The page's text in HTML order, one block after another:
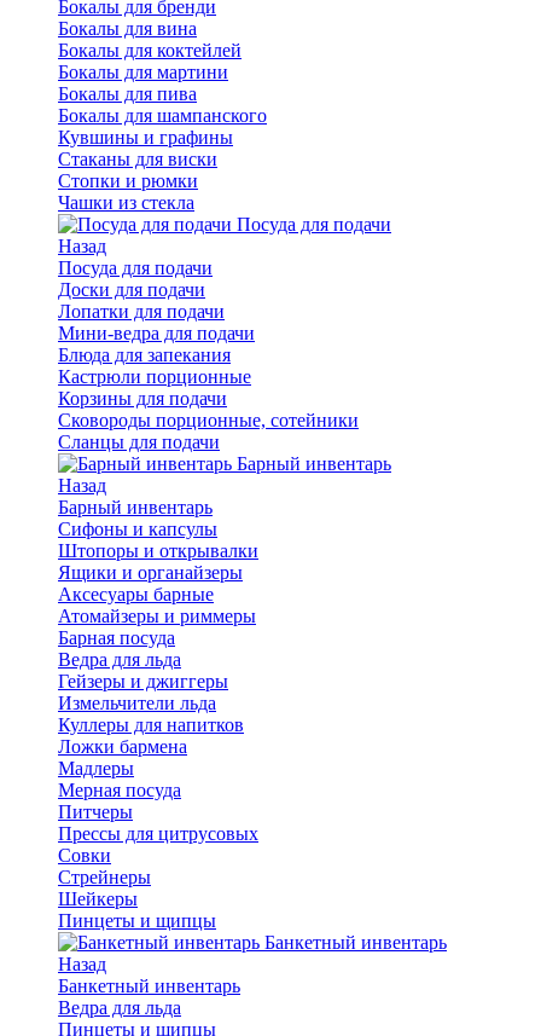
Бокалы для бренди
Бокалы для вина
Бокалы для коктейлей
Бокалы для мартини
Бокалы для пива
Бокалы для шампанского
Кувшины и графины
Стаканы для виски
Стопки и рюмки
Чашки из стекла
Посуда для подачи
Назад
Посуда для подачи
Доски для подачи
Лопатки для подачи
Мини-ведра для подачи
Блюда для запекания
Кастрюли порционные
Корзины для подачи
Сковороды порционные, сотейники
Сланцы для подачи
Барный инвентарь
Назад
Барный инвентарь
Сифоны и капсулы
Штопоры и открывалки
Ящики и органайзеры
Аксесуары барные
Атомайзеры и риммеры
Барная посуда
Ведра для льда
Гейзеры и джиггеры
Измельчители льда
Куллеры для напитков
Ложки бармена
Мадлеры
Мерная посуда
Питчеры
Прессы для цитрусовых
Совки
Стрейнеры
Шейкеры
Пинцеты и щипцы
Банкетный инвентарь
Назад
Банкетный инвентарь
Ведра для льда
Пинцеты и щипцы